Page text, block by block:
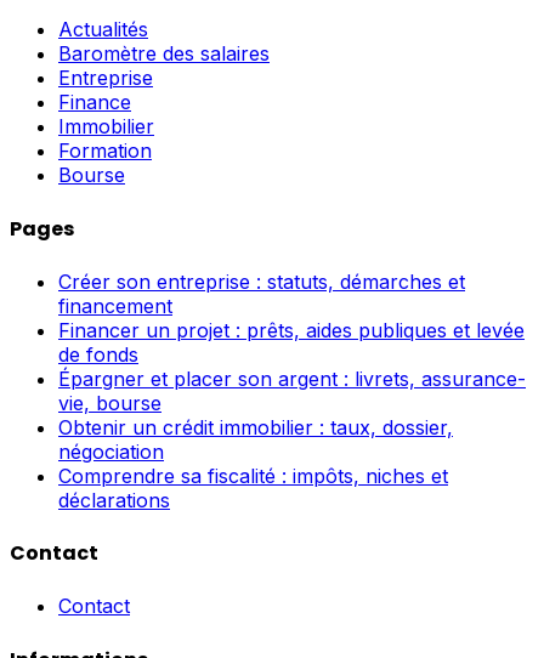
Actualités
Baromètre des salaires
Entreprise
Finance
Immobilier
Formation
Bourse
Pages
Créer son entreprise : statuts, démarches et
financement
Financer un projet : prêts, aides publiques et levée
de fonds
Épargner et placer son argent : livrets, assurance-
vie, bourse
Obtenir un crédit immobilier : taux, dossier,
négociation
Comprendre sa fiscalité : impôts, niches et
déclarations
Contact
Contact